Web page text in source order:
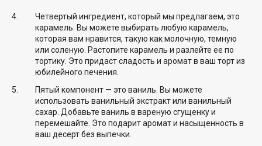
Четвертый ингредиент, который мы предлагаем, это
карамель. Вы можете выбирать любую карамель,
которая вам нравится, такую как молочную, темную
или соленую. Растопите карамель и разлейте ее по
тортику. Это придаст сладость и аромат в ваш торт из
юбилейного печения.
Пятый компонент — это ваниль. Вы можете
использовать ванильный экстракт или ванильный
сахар. Добавьте ваниль в вареную сгущенку и
перемешайте. Это подарит аромат и насыщенность в
ваш десерт без выпечки.